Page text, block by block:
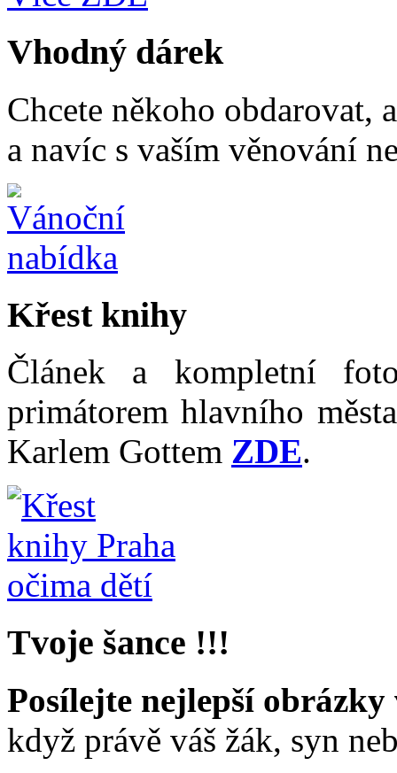
Vhodný dárek
Chcete někoho obdarovat,
a navíc s vaším věnování
Křest knihy
Článek a kompletní
primátorem hlavního
Karlem Gottem ZDE.
Tvoje šance !!!
Posílejte nejlepší obrázky
když právě váš žák, syn